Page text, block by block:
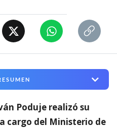
Poduje realizó su
cargo del Ministerio de